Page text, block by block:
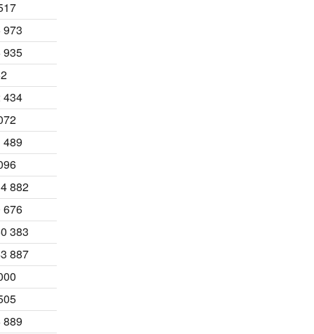
973
935
434
489
882
676
383
887
889